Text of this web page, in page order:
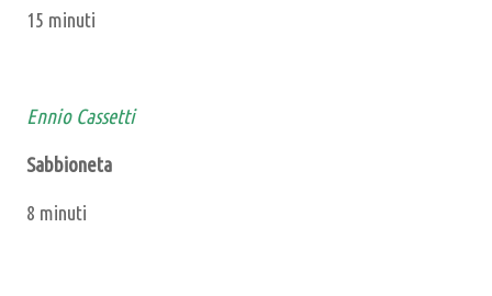
15 minuti
Ennio Cassetti
Sabbioneta
8 minuti